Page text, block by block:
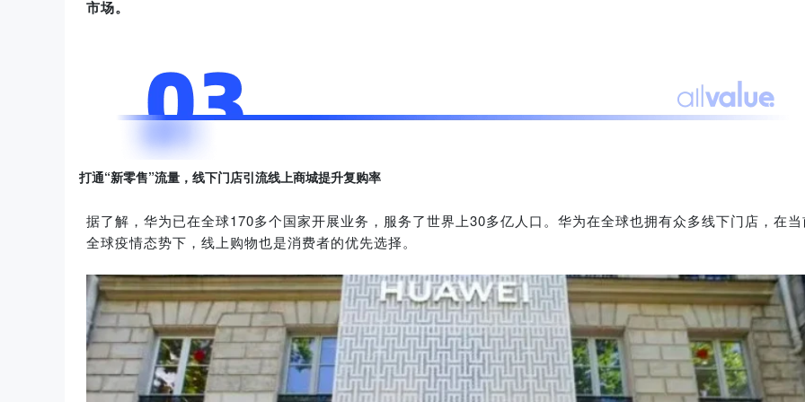
市场。
打通“新零售”流量，线下门店引流线上商城提升复购率
据了解，华为已在全球170多个国家开展业务，服务了世界上30多亿人口。华为在全球也拥有众多线下门店，在
全球疫情态势下，线上购物也是消费者的优先选择。